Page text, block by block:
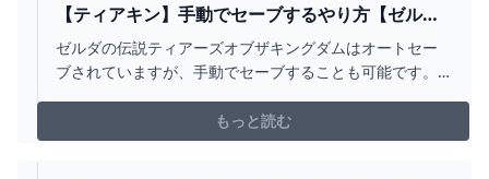
【ティアキン】手動でセーブするやり方【ゼルダ
の伝説ティアーズオブザキングダム】
ゼルダの伝説ティアーズオブザキングダムはオートセー
ブされていますが、手動でセーブすることも可能です。
コンのシステムを開きます。 システムから「セー
もっと読む